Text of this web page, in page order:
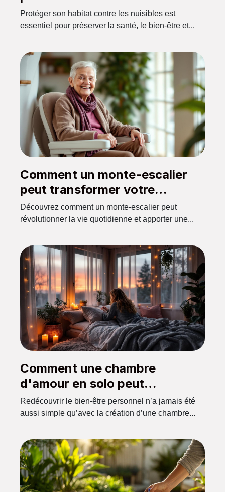
votre habitat
Protéger son habitat contre les nuisibles est
essentiel pour préserver la santé, le bien-être et...
Comment un monte-escalier
peut transformer votre
quotidien ?
Découvrez comment un monte-escalier peut
révolutionner la vie quotidienne et apporter une...
Comment une chambre
d'amour en solo peut
revitaliser votre bien-être ?
Redécouvrir le bien-être personnel n’a jamais été
aussi simple qu’avec la création d’une chambre...